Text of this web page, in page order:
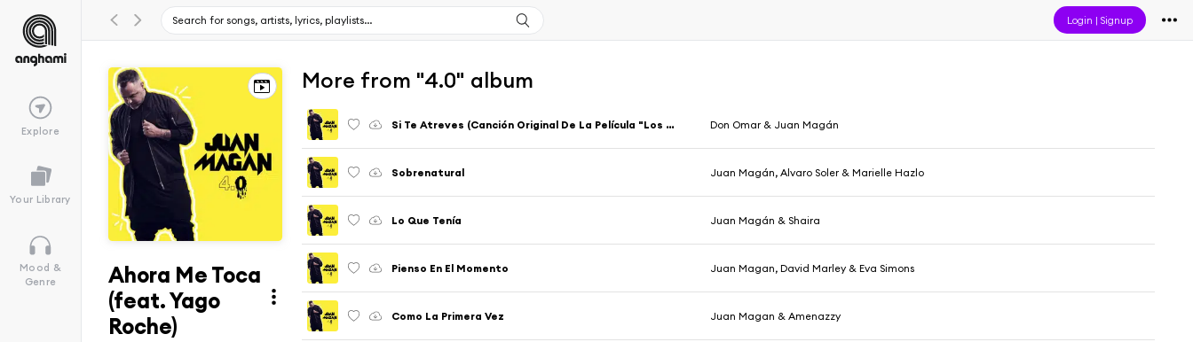
Login |Signup
Explore
Your Library
Mood &
Genre
Ahora Me Toca
(feat. Yago
Roche)
More from "4.0" album
Si Te Atreves (Canción Original De La Película "Los Japón") Don Omar & Juan Magán
Sobrenatural Juan Magán, Alvaro Soler & Marielle Hazlo
Lo Que Tenía Juan Magán & Shaira
Pienso En El Momento Juan Magan, David Marley & Eva Simons
Como La Primera Vez Juan Magan & Amenazzy